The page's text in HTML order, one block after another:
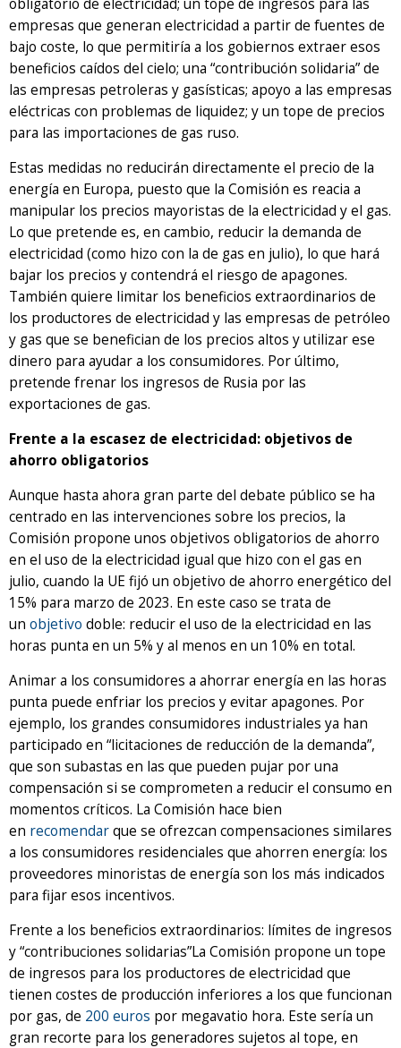
obligatorio de electricidad; un tope de ingresos para las
empresas que generan electricidad a partir de fuentes de
bajo coste, lo que permitiría a los gobiernos extraer esos
beneficios caídos del cielo; una “contribución solidaria” de
las empresas petroleras y gasísticas; apoyo a las empresas
eléctricas con problemas de liquidez; y un tope de precios
para las importaciones de gas ruso.
Estas medidas no reducirán directamente el precio de la
energía en Europa, puesto que la Comisión es reacia a
manipular los precios mayoristas de la electricidad y el gas.
Lo que pretende es, en cambio, reducir la demanda de
electricidad (como hizo con la de gas en julio), lo que hará
bajar los precios y contendrá el riesgo de apagones.
También quiere limitar los beneficios extraordinarios de
los productores de electricidad y las empresas de petróleo
y gas que se benefician de los precios altos y utilizar ese
dinero para ayudar a los consumidores. Por último,
pretende frenar los ingresos de Rusia por las
exportaciones de gas.
Frente a la escasez de electricidad: objetivos de
ahorro obligatorios
Aunque hasta ahora gran parte del debate público se ha
centrado en las intervenciones sobre los precios, la
Comisión propone unos objetivos obligatorios de ahorro
en el uso de la electricidad igual que hizo con el gas en
julio, cuando la UE fijó un objetivo de ahorro energético del
15% para marzo de 2023. En este caso se trata de
un objetivo doble: reducir el uso de la electricidad en las
horas punta en un 5% y al menos en un 10% en total.
Animar a los consumidores a ahorrar energía en las horas
punta puede enfriar los precios y evitar apagones. Por
ejemplo, los grandes consumidores industriales ya han
participado en “licitaciones de reducción de la demanda”,
que son subastas en las que pueden pujar por una
compensación si se comprometen a reducir el consumo en
momentos críticos. La Comisión hace bien
en recomendarque se ofrezcan compensaciones similares
a los consumidores residenciales que ahorren energía: los
proveedores minoristas de energía son los más indicados
para fijar esos incentivos.
Frente a los beneficios extraordinarios: límites de ingresos
y “contribuciones solidarias”La Comisión propone un tope
de ingresos para los productores de electricidad que
tienen costes de producción inferiores a los que funcionan
por gas, de 200 euros por megavatio hora. Este sería un
gran recorte para los generadores sujetos al tope, en